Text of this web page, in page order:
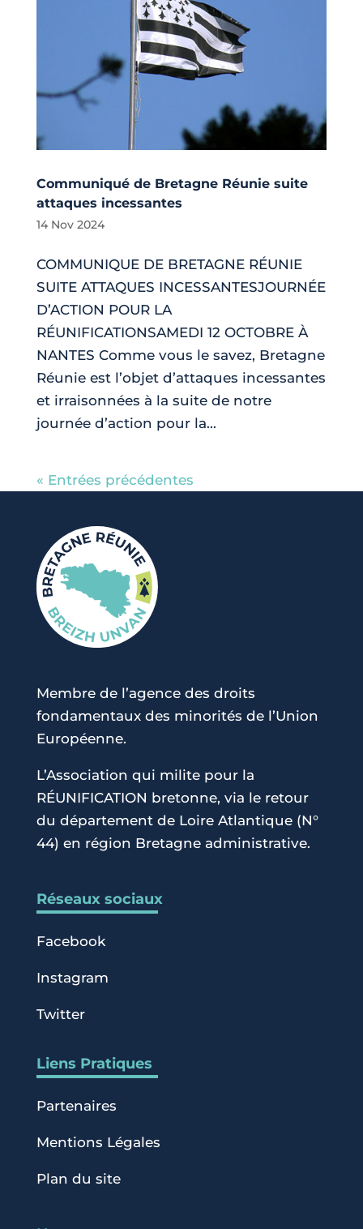
Communiqué de Bretagne Réunie suite
attaques incessantes
14 Nov 2024
COMMUNIQUE DE BRETAGNE RÉUNIE
SUITE ATTAQUES INCESSANTESJOURNÉE
D’ACTION POUR LA
RÉUNIFICATIONSAMEDI 12 OCTOBRE À
NANTES Comme vous le savez, Bretagne
Réunie est l’objet d’attaques incessantes
et irraisonnées à la suite de notre
journée d’action pour la...
« Entrées précédentes
Membre de l’agence des droits
fondamentaux des minorités de l’Union
Européenne.
L’Association qui milite pour la
RÉUNIFICATION bretonne, via le retour
du département de Loire Atlantique (N°
44) en région Bretagne administrative.
Réseaux sociaux
Facebook
Instagram
Twitter
Liens Pratiques
Partenaires
Mentions Légales
Plan du site